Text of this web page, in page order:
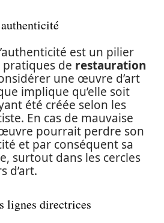
est un pilier
de restauration
une œuvre d’art
implique qu’elle soit
été créée selon les
En cas de mauvaise
pourrait perdre son
et par conséquent sa
surtout dans les cercles
d’art.
lignes directrices